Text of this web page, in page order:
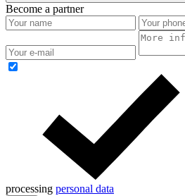
Become a partner
processing personal data